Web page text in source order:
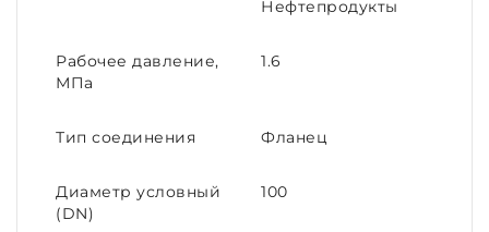
Нефтепродукты
Рабочее давление,
МПа
1.6
Тип соединения Фланец
Диаметр условный
(DN)
100